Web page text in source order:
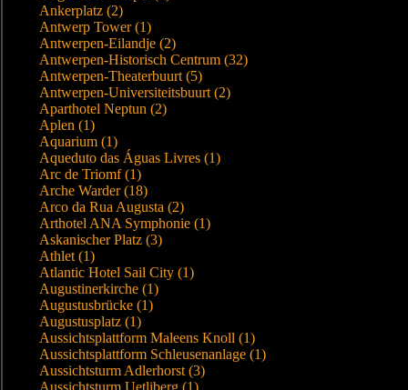
Ankerplatz (2)
Antwerp Tower (1)
Antwerpen-Eilandje (2)
Antwerpen-Historisch Centrum (32)
Antwerpen-Theaterbuurt (5)
Antwerpen-Universiteitsbuurt (2)
Aparthotel Neptun (2)
Aplen (1)
Aquarium (1)
Aqueduto das Águas Livres (1)
Arc de Triomf (1)
Arche Warder (18)
Arco da Rua Augusta (2)
Arthotel ANA Symphonie (1)
Askanischer Platz (3)
Athlet (1)
Atlantic Hotel Sail City (1)
Augustinerkirche (1)
Augustusbrücke (1)
Augustusplatz (1)
Aussichtsplattform Maleens Knoll (1)
Aussichtsplattform Schleusenanlage (1)
Aussichtsturm Adlerhorst (3)
Aussichtsturm Uetliberg (1)